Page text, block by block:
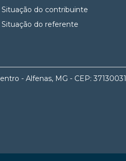
Situação do contribuinte
Situação do referente
- Alfenas, MG - CEP: 37130031